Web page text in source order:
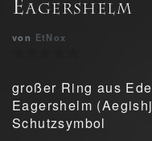
Eagershelm
von EtNox
großer Ring aus
Eagershelm
Schutzsymbol